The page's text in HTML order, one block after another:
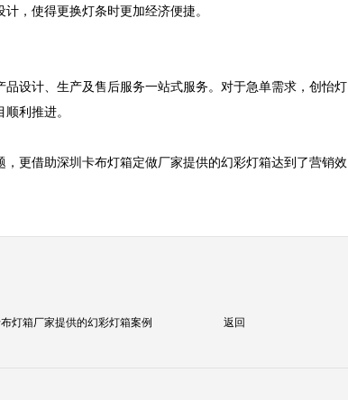
，使得更换灯条时更加经济便捷。
设计、生产及售后服务一站式服务。对于急单需求，创怡灯
利推进。
更借助深圳卡布灯箱定做厂家提供的幻彩灯箱达到了营销效
灯箱厂家提供的幻彩灯箱案例 返回